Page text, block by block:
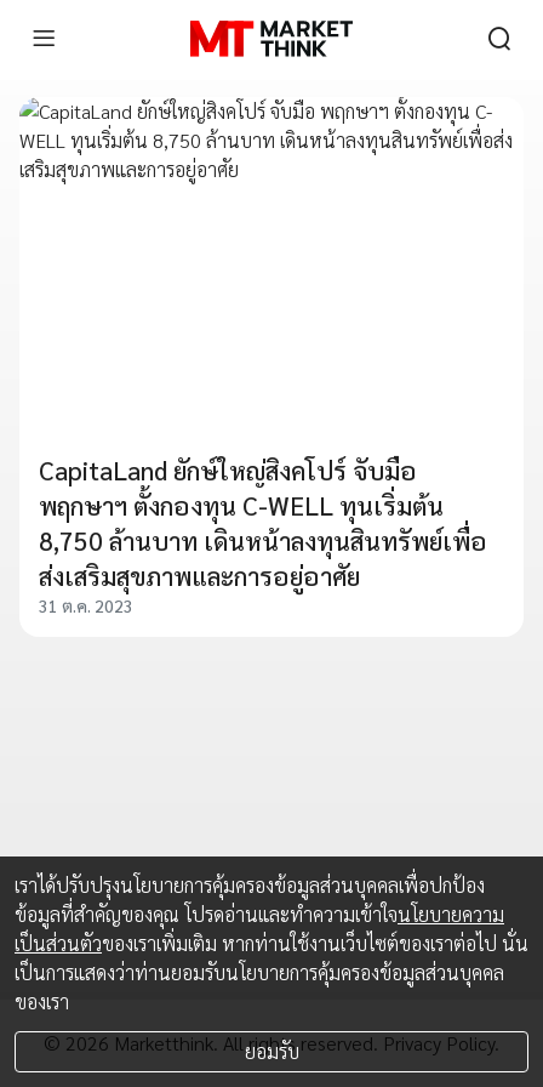
CapitaLand ยักษ์ใหญ่สิงคโปร์ จับมือ
พฤกษาฯ ตั้งกองทุน C-WELL ทุนเริ่มต้น
8,750 ล้านบาท เดินหน้าลงทุนสินทรัพย์เพื่อ
ส่งเสริมสุขภาพและการอยู่อาศัย
31 ต.ค. 2023
© 2026 Marketthink. All rights reserved. Privacy Policy.
เราได้ปรับปรุงนโยบายการคุ้มครองข้อมูลส่วนบุคคลเพื่อปกป้อง
ข้อมูลที่สำคัญของคุณ โปรดอ่านและทำความเข้าใจนโยบายความ
เป็นส่วนตัวของเราเพิ่มเติม หากท่านใช้งานเว็บไซต์ของเราต่อไป นั่น
เป็นการแสดงว่าท่านยอมรับนโยบายการคุ้มครองข้อมูลส่วนบุคคล
ของเรา
ยอมรับ